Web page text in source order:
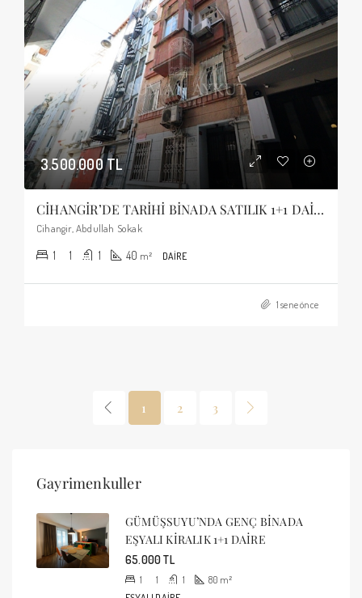
3.500.000 TL
CİHANGİR’DE TARİHİ BİNADA SATILIK 1+1 DAİRE
Cihangir, Abdullah Sokak
1 1 1 40 m² DAIRE
1 sene önce
1 2 3
Gayrimenkuller
GÜMÜŞSUYU’NDA GENÇ BİNADA
EŞYALI KİRALIK 1+1 DAİRE
65.000 TL
1 1 1 80 m²